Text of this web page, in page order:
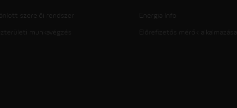
szerelői rendszer
munkavégzés
Energia Info
Előrefizetős mérők alkalmazása